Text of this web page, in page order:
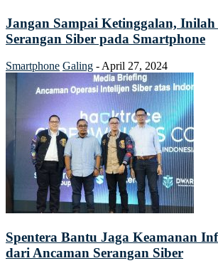
Jangan Sampai Ketinggalan,
Serangan Siber pada Smartphone
Smartphone Galing -April 27, 2024
Spentera Bantu Jaga Keamanan
dari Ancaman Serangan Siber